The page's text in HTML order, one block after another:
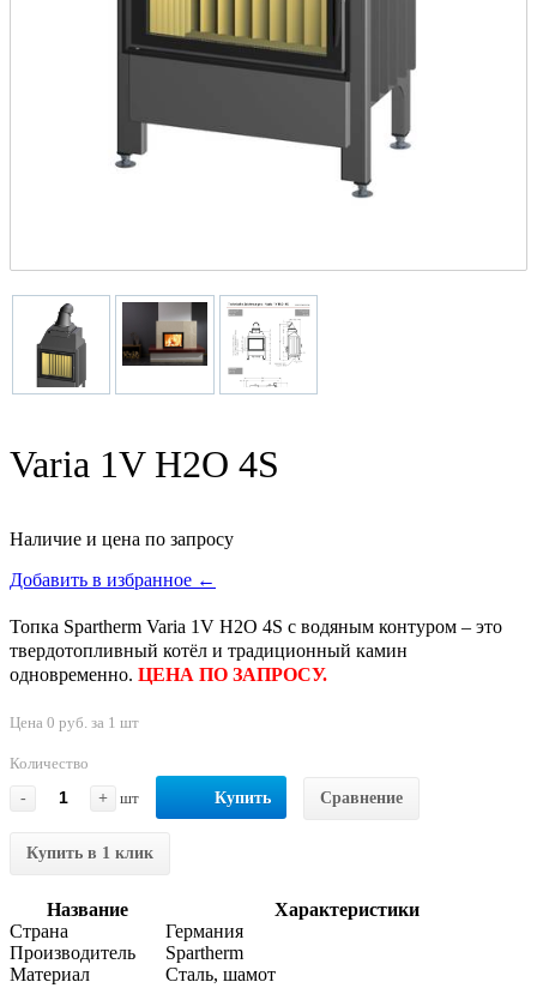
Varia 1V H2O 4S
Наличие и цена по запросу
Добавить в избранное ←
Топка Spartherm Varia 1V H2O 4S с водяным контуром – это
твердотопливный котёл и традиционный камин
одновременно. ЦЕНА ПО ЗАПРОСУ.
Цена 0 руб. за 1 шт
Количество
-
+ шт Купить Сравнение
Купить в 1 клик
Название
Характеристики
Страна
Германия
Производитель
Spartherm
Материал
Сталь, шамот